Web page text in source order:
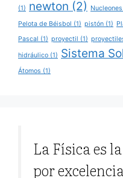
(1) newton (2) Nucleones
Pelota de Béisbol (1) pistón (1)
Pascal (1) proyectil (1)
hidráulico (1) Sistema
Átomos (1)
La Física es
por